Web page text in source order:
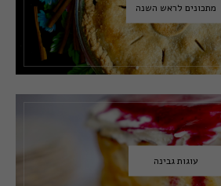
מתכונים לראש השנה
עוגות גבינה